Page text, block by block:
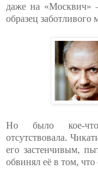
даже на
образец
Но было кое-
отсутствовала.
его застенчивым,
обвинял её в том,